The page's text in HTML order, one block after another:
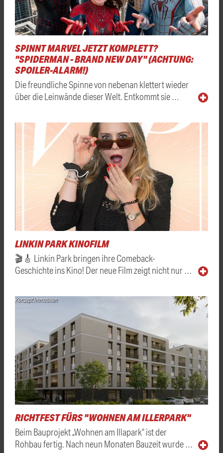
SPINNT MARVEL JETZT KOMPLETT?
"SPIDERMAN - BRAND NEW DAY" (ACHTUNG:
SPOILER-ALARM!)
Die freundliche Spinne von nebenan klettert wieder
über die Leinwände dieser Welt. Entkommt sie …
LINKIN PARK KINOFILM
🎬🎸 Linkin Park bringen ihre Comeback-
Geschichte ins Kino! Der neue Film zeigt nicht nur …
Konzept Immobilien
RICHTFEST FÜRS "WOHNEN AM ILLERPARK"
Beim Bauprojekt „Wohnen am Illapark“ ist der
Rohbau fertig. Nach neun Monaten Bauzeit wurde …